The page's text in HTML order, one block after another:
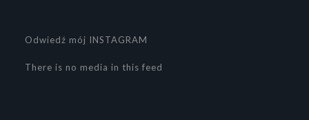
Odwiedź mój INSTAGRAM
There is no media in this feed